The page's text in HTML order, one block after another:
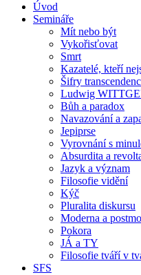
Úvod
Semináře
Mít nebo být
Vykořisťovat
Smrt
Kazatelé, kteří
Šifry
Ludwig
Bůh a paradox
Navazování a
Jepiprse
Vyrovnání s
Absurdita a
Jazyk a význam
Filosofie vidění
Kýč
Pluralita diskursu
Moderna a
Pokora
JÁ a TY
Filosofie tváří v
SFS